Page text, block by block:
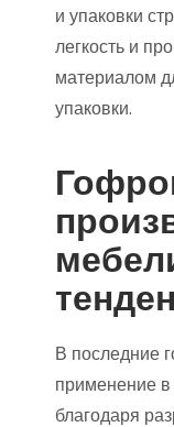
и упаковки
легкость и
материалом
упаковки.
В последние
применение
благодаря